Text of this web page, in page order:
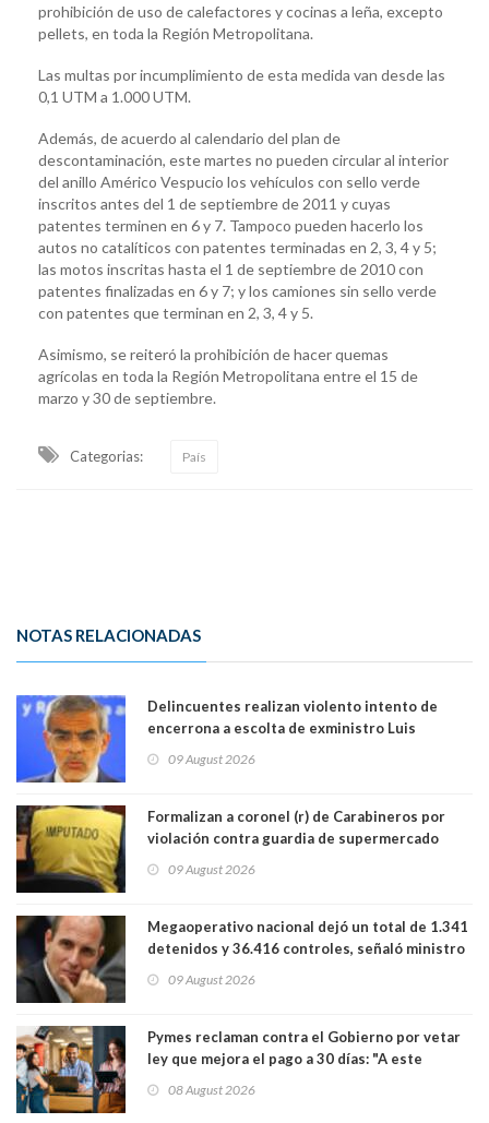
prohibición de uso de calefactores y cocinas a leña, excepto
pellets, en toda la Región Metropolitana.
Las multas por incumplimiento de esta medida van desde las
0,1 UTM a 1.000 UTM.
Además, de acuerdo al calendario del plan de
descontaminación, este martes no pueden circular al interior
del anillo Américo Vespucio los vehículos con sello verde
inscritos antes del 1 de septiembre de 2011 y cuyas
patentes terminen en 6 y 7. Tampoco pueden hacerlo los
autos no catalíticos con patentes terminadas en 2, 3, 4 y 5;
las motos inscritas hasta el 1 de septiembre de 2010 con
patentes finalizadas en 6 y 7; y los camiones sin sello verde
con patentes que terminan en 2, 3, 4 y 5.
Asimismo, se reiteró la prohibición de hacer quemas
agrícolas en toda la Región Metropolitana entre el 15 de
marzo y 30 de septiembre.
Categorias: País
NOTAS RELACIONADAS
Delincuentes realizan violento intento de
encerrona a escolta de exministro Luis
Lo Espejo
09 August 2026
Formalizan a coronel (r) de Carabineros por
violación contra guardia de supermercado
09 August 2026
Megaoperativo nacional dejó un total de 1.341
detenidos y 36.416 controles, señaló ministro
09 August 2026
Pymes reclaman contra el Gobierno por vetar
ley que mejora el pago a 30 días: "A este
medianas empresas"
08 August 2026